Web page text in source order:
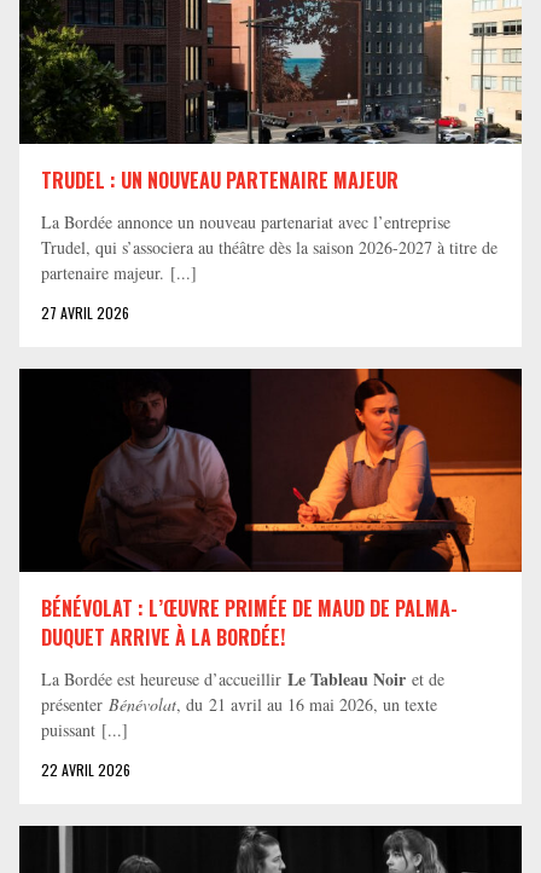
TRUDEL : UN NOUVEAU PARTENAIRE MAJEUR
La Bordée annonce un nouveau partenariat avec l’entreprise
Trudel, qui s’associera au théâtre dès la saison 2026-2027 à titre de
partenaire majeur. [...]
27 AVRIL 2026
BÉNÉVOLAT : L’ŒUVRE PRIMÉE DE MAUD DE PALMA-
DUQUET ARRIVE À LA BORDÉE!
La Bordée est heureuse d’accueillir Le Tableau Noir et de
présenter Bénévolat, du 21 avril au 16 mai 2026, un texte
puissant [...]
22 AVRIL 2026